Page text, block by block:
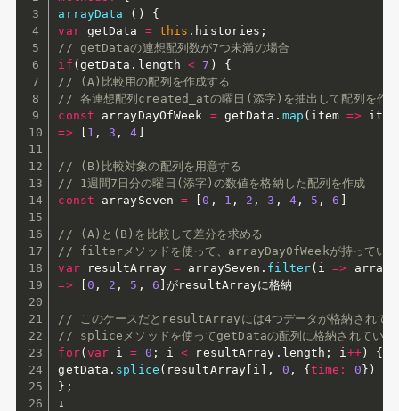
arrayData
( )
{
var getData = this . histories ;
// getDataの連想配列数が7つ未満の場合
if (getData . length < 7 )
{
// (A)比較用の配列を作成する
// 各連想配列created_atの曜日(添字)を抽出して配列を作成
const arrayDayOfWeek = getData . map ( item => item
=>
[ 1 , 3 , 4 ]
// (B)比較対象の配列を用意する
// 1週間7日分の曜日(添字)の数値を格納した配列を作成
const arraySeven = [0 , 1 , 2 , 3 , 4, 5 , 6 ]
// (A)と(B)を比較して差分を求める
// filterメソッドを使って、arrayDay0fWeekが持っていな
var resultArray = arraySeven . filter( i =>
=>
[0 , 2 , 5 , 6 ]がresultArrayに格納
// このケースだとresultArrayには4つデータが格納されてい
// spliceメソッドを使ってgetDataの配列に格納され
for(var i = 0 ; i < resultArray . length ; i ++)
{
getData . splice ( resultArray [ i ] , 0 , {time : 0} )
} ;
↓